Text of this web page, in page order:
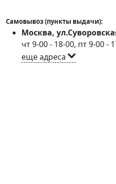
Самовывоз (пункты выдачи):
Москва,
чт 9-00 - 18-00, пт 9-00 -
еще адреса